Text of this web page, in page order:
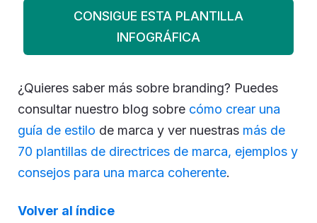
CONSIGUE ESTA PLANTILLA
INFOGRÁFICA
¿Quieres saber más sobre branding? Puedes
consultar nuestro blog sobre cómo crear una
guía de estilo de marca y ver nuestras más de
70 plantillas de directrices de marca, ejemplos y
consejos para una marca coherente.
Volver al índice